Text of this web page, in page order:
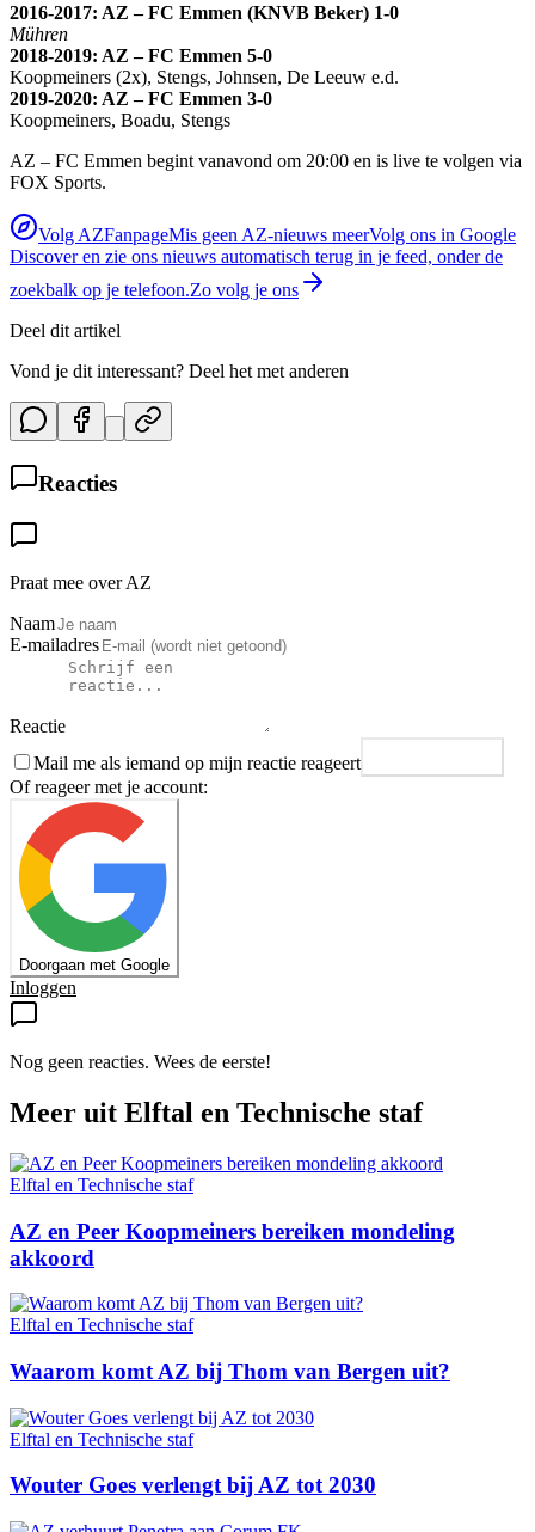
2016-2017: AZ – FC Emmen (KNVB Beker) 1-0
Mühren
2018-2019: AZ – FC Emmen 5-0
Koopmeiners (2x), Stengs, Johnsen, De Leeuw e.d.
2019-2020: AZ – FC Emmen 3-0
Koopmeiners, Boadu, Stengs
AZ – FC Emmen begint vanavond om 20:00 en is live te volgen via
FOX Sports.
Volg AZFanpageMis geen AZ-nieuws meerVolg ons in Google
Discover en zie ons nieuws automatisch terug in je feed, onder de
zoekbalk op je telefoon.Zo volg je ons
Deel dit artikel
Vond je dit interessant? Deel het met anderen
Reacties
Praat mee over AZ
Naam
E-mailadres
Reactie
Mail me als iemand op mijn reactie reageert
Of reageer met je account:
Doorgaan met Google
Inloggen
Nog geen reacties. Wees de eerste!
Meer uit Elftal en Technische staf
Elftal en Technische staf
AZ en Peer Koopmeiners bereiken mondeling
akkoord
Elftal en Technische staf
Waarom komt AZ bij Thom van Bergen uit?
Elftal en Technische staf
Wouter Goes verlengt bij AZ tot 2030